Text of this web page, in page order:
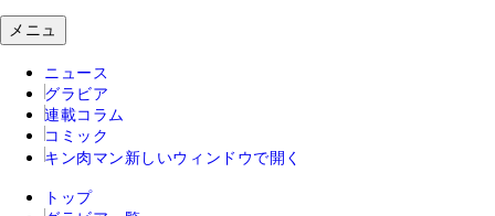
メニュ
ニュース
グラビア
連載コラム
コミック
キン肉マン 新しいウィンドウで開く
トップ